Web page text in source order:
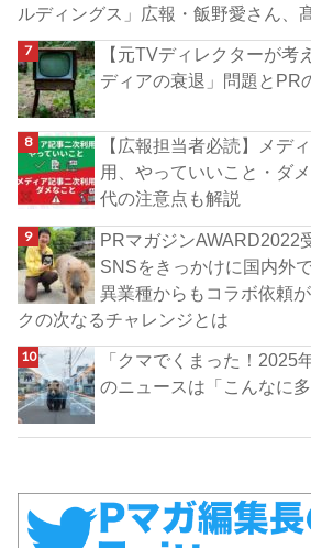
ルディングス」広報・飯野愛さん、
【元TVディレクターが考
ディアの衰退」問題とPR
【広報担当者必読】メデ
用、やっていいこと・ダ
代の注意点も解説
PRマガジンAWARD2022
SNSをきっかけに国内外
異業種からもコラボ依頼
クの次なるチャレンジとは
「クマでくまった！
のニュースは「こんなに